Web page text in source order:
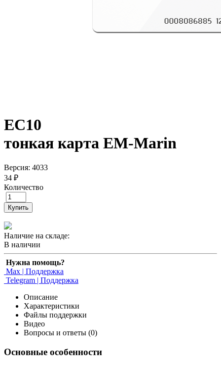
EC10
тонкая карта EM-Marin
Версия: 4033
34 ₽
Количество
Купить
Наличие на складе:
В наличии
Нужна помощь?
Max | Поддержка
Telegram | Поддержка
Описание
Характеристики
Файлы поддержки
Видео
Вопросы и ответы (0)
Основные особенности